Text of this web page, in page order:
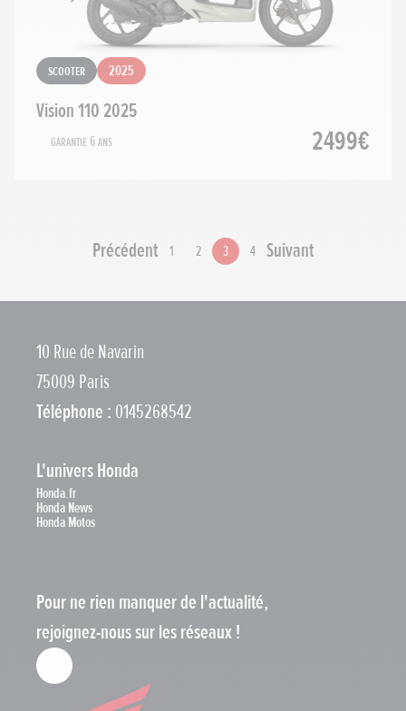
Scooter 2025
Vision 110 2025
Garantie 6 ans 2499€
Précédent 1 2 3 4 Suivant
10 Rue de Navarin
75009 Paris
Téléphone : 0145268542
L'univers Honda
Honda.fr
Honda News
Honda Motos
Pour ne rien manquer de l'actualité,
rejoignez-nous sur les réseaux !